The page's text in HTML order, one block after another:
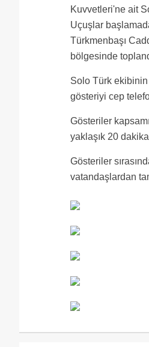
Kuvvetleri'ne ait
Uçuşlar
Türkmenbaşı
bölgesinde
Solo Türk ekibinin
gösteriyi cep
Gösteriler
yaklaşık 20
Gösteriler
vatandaşlardan